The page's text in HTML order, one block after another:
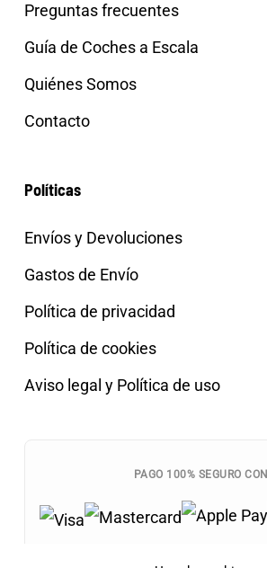
Preguntas frecuentes
Guía de Coches a Escala
Quiénes Somos
Contacto
Políticas
Envíos y Devoluciones
Gastos de Envío
Política de privacidad
Política de cookies
Aviso legal y Política de uso
PAGO 100% SEGURO CON